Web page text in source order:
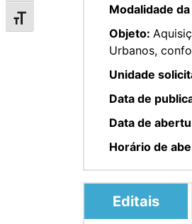
Alternar tamanho da fonte
Modalidade
Objeto:
Urbanos,
Unidade
Data de
Data de
Horário de
Editais